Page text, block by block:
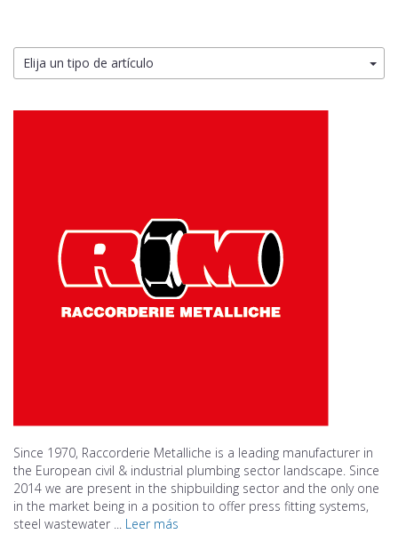
Elija un tipo de artículo
Since 1970, Raccorderie Metalliche is a leading manufacturer in
the European civil & industrial plumbing sector landscape. Since
2014 we are present in the shipbuilding sector and the only one
in the market being in a position to offer press fitting systems,
steel wastewater ... Leer más